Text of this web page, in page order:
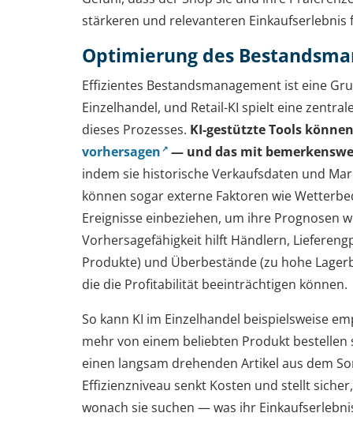
stärkeren und relevanteren Einkaufserlebnis
Optimierung des
Effizientes Bestandsmanagement ist eine
Einzelhandel, und Retail-KI spielt eine
dieses Prozesses. KI-gestützte Tools
vorhersagen
— und das mit
indem sie historische Verkaufsdaten und
können sogar externe Faktoren wie
Ereignisse einbeziehen, um ihre Prognosen
Vorhersagefähigkeit hilft Händlern,
Produkte) und Überbestände (zu hohe
die die Profitabilität beeinträchtigen können.
So kann KI im Einzelhandel beispielsweise
mehr von einem beliebten Produkt bestellen
einen langsam drehenden Artikel aus dem
Effizienzniveau senkt Kosten und stellt
wonach sie suchen — was ihr